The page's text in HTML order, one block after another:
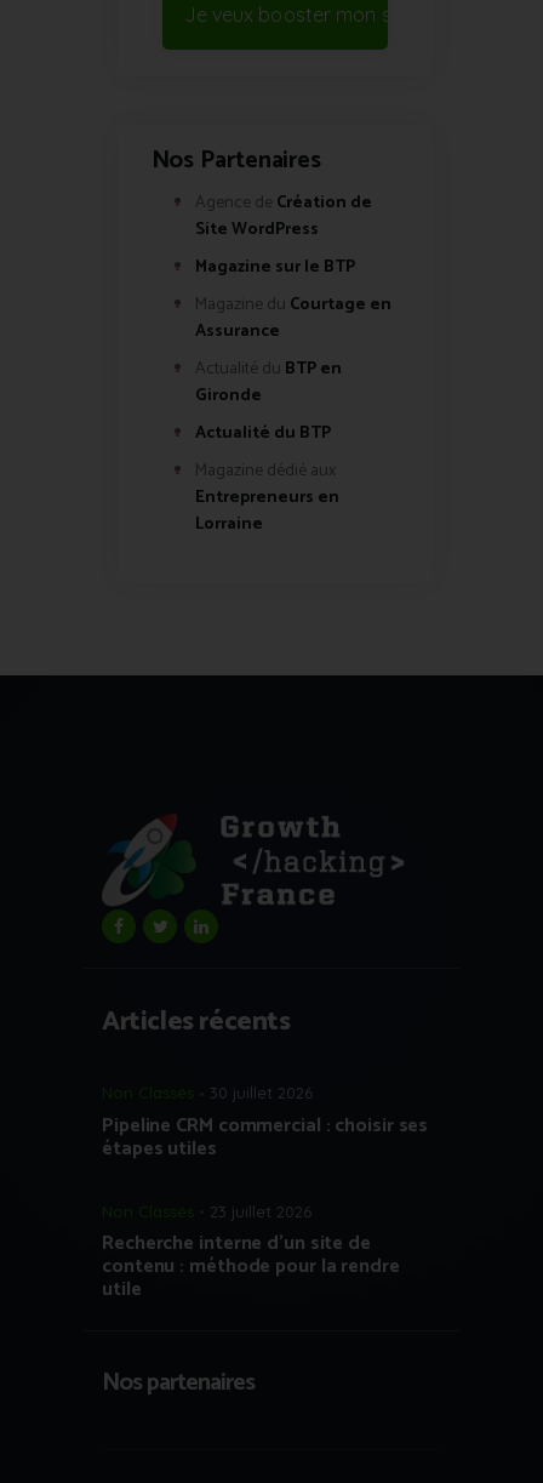
Je veux booster mon site !
Nos Partenaires
Agence de Création de
Site WordPress
Magazine sur le BTP
Magazine du Courtage en
Assurance
Actualité du BTP en
Gironde
Actualité du BTP
Magazine dédié aux
Entrepreneurs en
Lorraine
Articles récents
Non Classés 30 juillet 2026
Pipeline CRM commercial : choisir ses
étapes utiles
Non Classés 23 juillet 2026
Recherche interne d’un site de
contenu : méthode pour la rendre
utile
Nos partenaires